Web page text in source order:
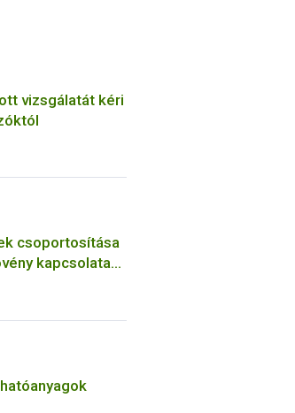
vizsgálatát kéri
csoportosítása
kapcsolata